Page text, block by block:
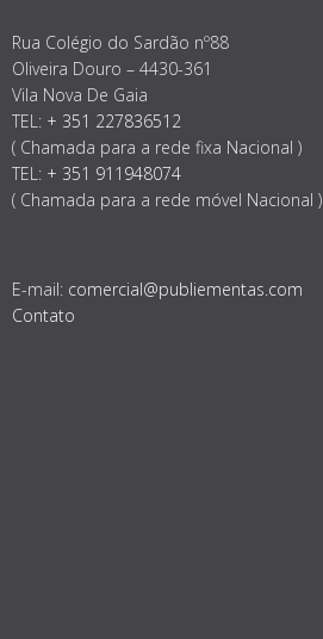
Rua Colégio do Sardão nº88
Oliveira Douro – 4430-361
Vila Nova De Gaia
TEL: + 351 227836512
( Chamada para a rede fixa Nacional )
TEL: + 351 911948074
( Chamada para a rede móvel Nacional )
E-mail: comercial@publiementas.com
Contato